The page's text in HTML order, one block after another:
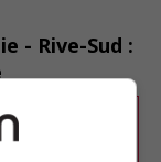
- Rive-Sud :
aucun